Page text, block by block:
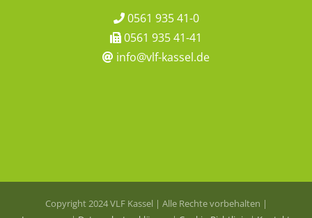
0561 935 41-0
0561 935 41-41
info@vlf-kassel.de
Copyright 2024 VLF Kassel | Alle Rechte vorbehalten |